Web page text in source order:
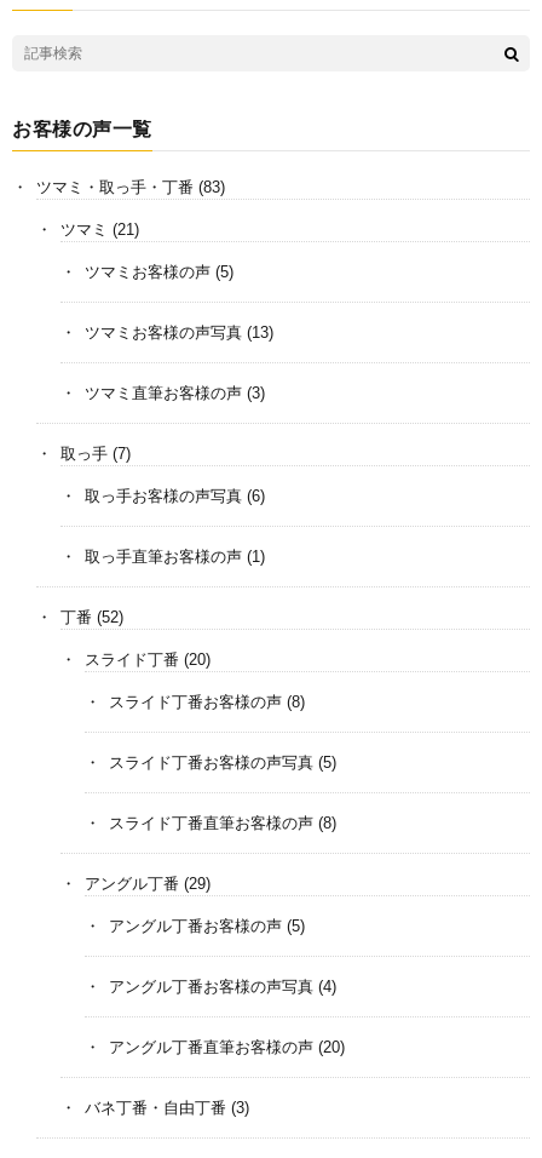
お客様の声一覧
ツマミ・取っ手・丁番 (83)
ツマミ (21)
ツマミお客様の声 (5)
ツマミお客様の声写真 (13)
ツマミ直筆お客様の声 (3)
取っ手 (7)
取っ手お客様の声写真 (6)
取っ手直筆お客様の声 (1)
丁番 (52)
スライド丁番 (20)
スライド丁番お客様の声 (8)
スライド丁番お客様の声写真 (5)
スライド丁番直筆お客様の声 (8)
アングル丁番 (29)
アングル丁番お客様の声 (5)
アングル丁番お客様の声写真 (4)
アングル丁番直筆お客様の声 (20)
バネ丁番・自由丁番 (3)